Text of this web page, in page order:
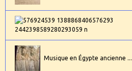
Musique en Égypte ancienne ...